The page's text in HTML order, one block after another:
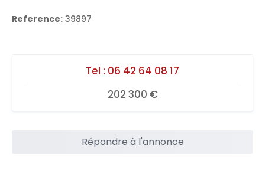
Reference: 39897
Tel : 06 42 64 08 17
202 300 €
Répondre à l'annonce